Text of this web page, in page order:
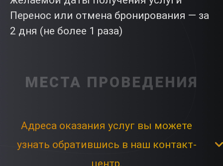
Перенос или отмена бронирования — за
2 дня (не более 1 раза)
МЕСТА ПРОВЕДЕНИЯ
Адреса оказания услуг вы можете
узнать обратившись в наш контакт-
центр.